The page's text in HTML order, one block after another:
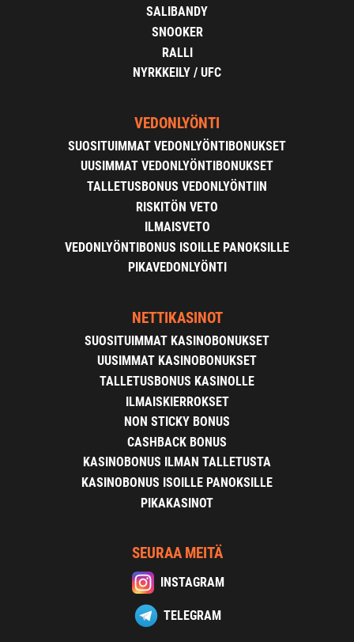
SALIBANDY
SNOOKER
RALLI
NYRKKEILY / UFC
VEDONLYÖNTI
SUOSITUIMMAT VEDONLYÖNTIBONUKSET
UUSIMMAT VEDONLYÖNTIBONUKSET
TALLETUSBONUS VEDONLYÖNTIIN
RISKITÖN VETO
ILMAISVETO
VEDONLYÖNTIBONUS ISOILLE PANOKSILLE
PIKAVEDONLYÖNTI
NETTIKASINOT
SUOSITUIMMAT KASINOBONUKSET
UUSIMMAT KASINOBONUKSET
TALLETUSBONUS KASINOLLE
ILMAISKIERROKSET
NON STICKY BONUS
CASHBACK BONUS
KASINOBONUS ILMAN TALLETUSTA
KASINOBONUS ISOILLE PANOKSILLE
PIKAKASINOT
SEURAA MEITÄ
INSTAGRAM
TELEGRAM